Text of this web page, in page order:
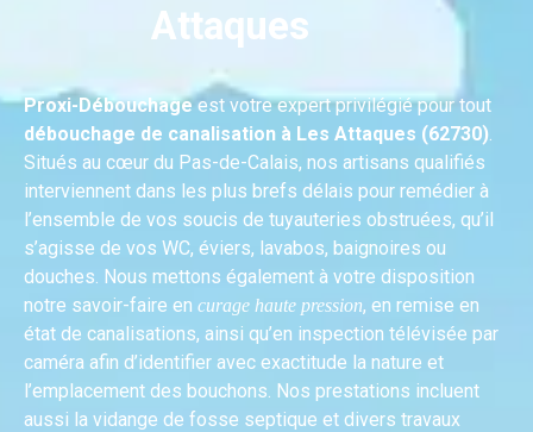
Attaques
Proxi-Débouchageest votre expert privilégié pour tout
débouchage de canalisation à Les Attaques (62730).
Situés au cœur du Pas-de-Calais, nos artisans qualifiés
interviennent dans les plus brefs délais pour remédier à
l’ensemble de vos soucis de tuyauteries obstruées, qu’il
s’agisse de vos WC, éviers, lavabos, baignoires ou
douches. Nous mettons également à votre disposition
notre savoir-faire en curage haute pression, en remise en
état de canalisations, ainsi qu’en inspection télévisée par
caméra afin d’identifier avec exactitude la nature et
l’emplacement des bouchons. Nos prestations incluent
aussi la vidange de fosse septique et divers travaux